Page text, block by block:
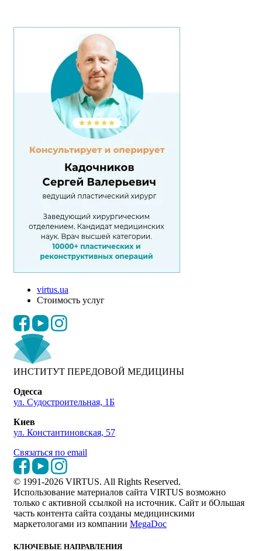
virtus.ua
Стоимость услуг
ИНСТИТУТ ПЕРЕДОВОЙ МЕДИЦИНЫ
Одесса
ул. Судостроительная, 1Б
Киев
ул. Константиновская, 57
Связаться по email
© 1991-2026 VIRTUS. All Rights Reserved.
Использование материалов сайта VIRTUS возможно
только с активной ссылкой на источник. Сайт и бОльшая
часть контента сайта созданы медицинскими
маркетологами из компании MegaDoc
КЛЮЧЕВЫЕ НАПРАВЛЕНИЯ